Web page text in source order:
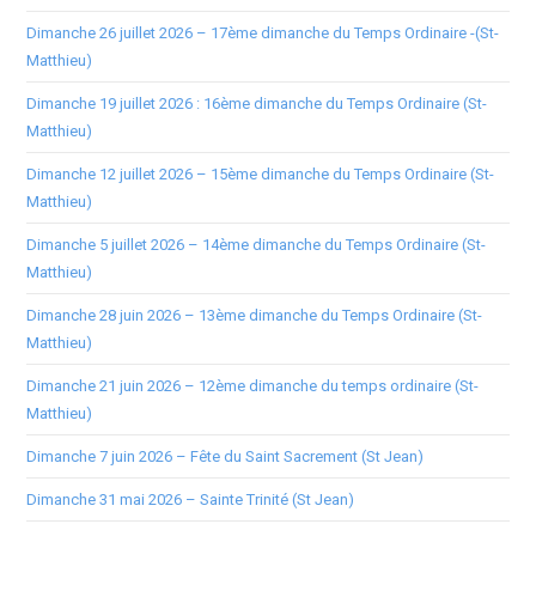
Dimanche 26 juillet 2026 – 17ème dimanche du Temps Ordinaire -(St-
Matthieu)
Dimanche 19 juillet 2026 : 16ème dimanche du Temps Ordinaire (St-
Matthieu)
Dimanche 12 juillet 2026 – 15ème dimanche du Temps Ordinaire (St-
Matthieu)
Dimanche 5 juillet 2026 – 14ème dimanche du Temps Ordinaire (St-
Matthieu)
Dimanche 28 juin 2026 – 13ème dimanche du Temps Ordinaire (St-
Matthieu)
Dimanche 21 juin 2026 – 12ème dimanche du temps ordinaire (St-
Matthieu)
Dimanche 7 juin 2026 – Fête du Saint Sacrement (St Jean)
Dimanche 31 mai 2026 – Sainte Trinité (St Jean)